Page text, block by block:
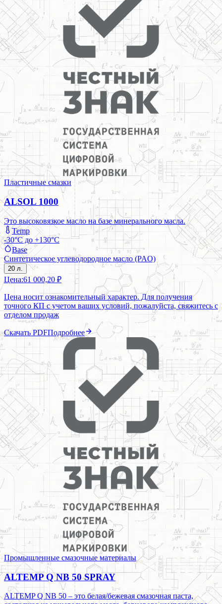
Пластичные смазки
ALSOL 1000
Это высоковязкое масло на базе минерального масла.
Temp
-30°C до +130°C
Base
Синтетическое углеводородное масло (PAO)
20 л.
Цена:61 000,20 ₽
Цена носит ознакомительный характер. Для получения
точного КП с учетом ваших условий, пожалуйста, свяжитесь с
отделом продаж
Скачать PDFПодробнее
Промышленные смазочные материалы
ALTEMP Q NB 50 SPRAY
ALTEMP Q NB 50 – это белая/бежевая смазочная паста,